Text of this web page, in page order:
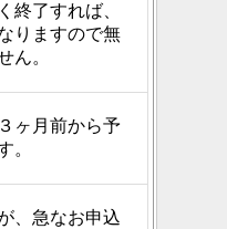
終了すれば、
りますので無
ん。
ヶ月前から予
。
、急なお申込